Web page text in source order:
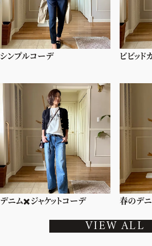
シンプルコーデ ビビッ
デニム✖️ジャケットコーデ 春のデ
VIEW ALL